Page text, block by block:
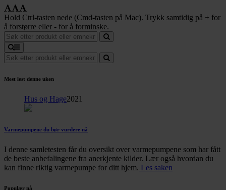
Hold Ctrl-tasten nede (Cmd-tasten på Mac). Trykk samtidig på + for
å forstørre eller - for å forminske.
Mest lest denne uken
Hus og Hage2021
Varmepumpene du bør vurdere nå
I denne samletesten får du oversikt over varmepumpene som har fått
de beste anbefalingene fra anerkjente kilder. Lær også hvordan du
kan finne riktig varmepumpe for ditt hjem. Les saken
Populær nå